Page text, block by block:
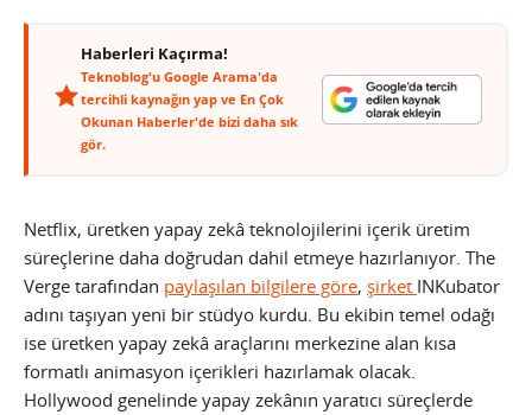
Haberleri Kaçırma!
Teknoblog'u Google Arama'da
tercihli kaynağın yap ve En Çok
Okunan Haberler'de bizi daha sık
gör.
Netflix, üretken yapay zekâ teknolojilerini içerik üretim
süreçlerine daha doğrudan dahil etmeye hazırlanıyor. The
Verge tarafından paylaşılan bilgilere göre, şirket INKubator
adını taşıyan yeni bir stüdyo kurdu. Bu ekibin temel odağı
ise üretken yapay zekâ araçlarını merkezine alan kısa
formatlı animasyon içerikleri hazırlamak olacak.
Hollywood genelinde yapay zekânın yaratıcı süreçlerde